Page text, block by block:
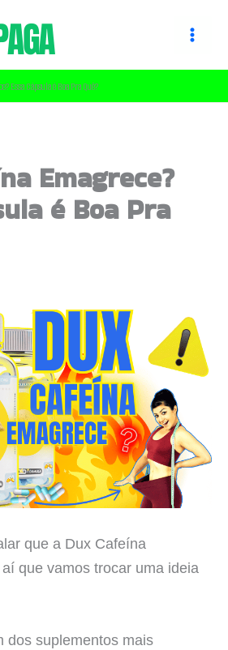
Essa Cápsula é Boa Pra Quê?
Emagrece?
é Boa Pra
que a Dux Cafeína
que vamos trocar uma ideia
dos suplementos mais